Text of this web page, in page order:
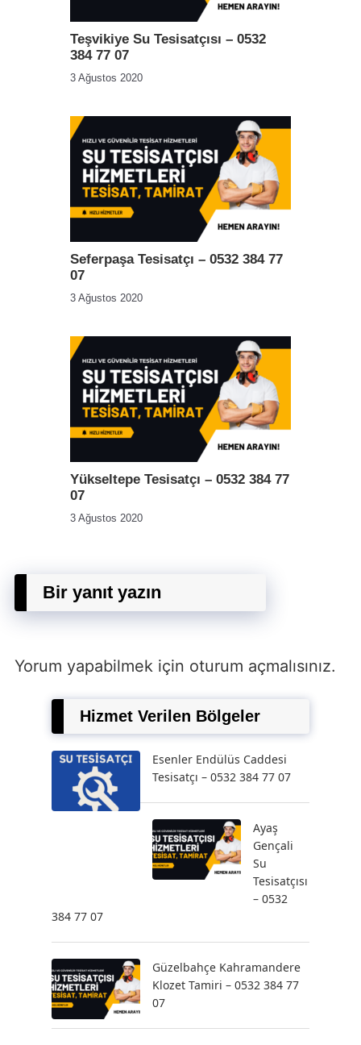
Teşvikiye Su Tesisatçısı – 0532
384 77 07
3 Ağustos 2020
Seferpaşa Tesisatçı – 0532 384 77
07
3 Ağustos 2020
Yükseltepe Tesisatçı – 0532 384 77
07
3 Ağustos 2020
Bir yanıt yazın
Yorum yapabilmek için oturum açmalısınız.
Hizmet Verilen Bölgeler
Esenler Endülüs Caddesi
Tesisatçı – 0532 384 77 07
Ayaş
Gençali
Su
Tesisatçısı
– 0532
384 77 07
Güzelbahçe Kahramandere
Klozet Tamiri – 0532 384 77
07